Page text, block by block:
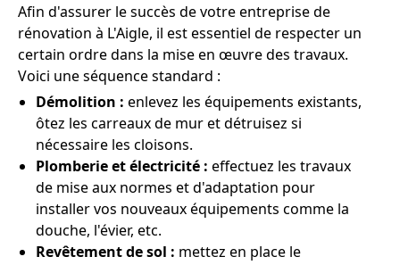
Afin d'assurer le succès de votre entreprise de
rénovation à L'Aigle, il est essentiel de respecter un
certain ordre dans la mise en œuvre des travaux.
Voici une séquence standard :
Démolition : enlevez les équipements existants,
ôtez les carreaux de mur et détruisez si
nécessaire les cloisons.
Plomberie et électricité : effectuez les travaux
de mise aux normes et d'adaptation pour
installer vos nouveaux équipements comme la
douche, l'évier, etc.
Revêtement de sol : mettez en place le